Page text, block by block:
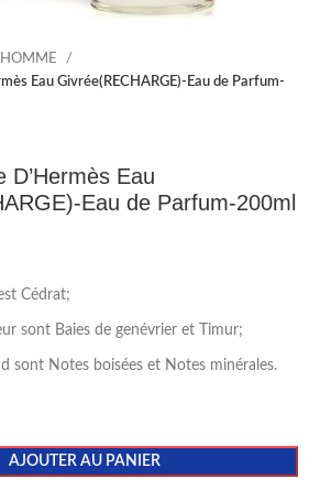
Eau Givrée(RECHARGE)-Eau de Parfum-
D’Hermès Eau
Eau de Parfum-200ml
Cédrat;
sont Baies de genévrier et Timur;
sont Notes boisées et Notes minérales.
AJOUTER AU PANIER